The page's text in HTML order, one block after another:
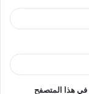
أفرع
منتدى التعليم
في هذا المتصفح